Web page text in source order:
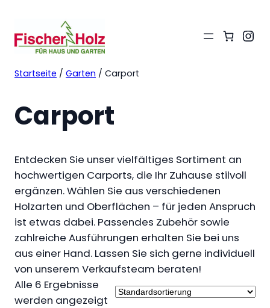
Startseite / Garten / Carport
Carport
Entdecken Sie unser vielfältiges Sortiment an
hochwertigen Carports, die Ihr Zuhause stilvoll
ergänzen. Wählen Sie aus verschiedenen
Holzarten und Oberflächen – für jeden Anspruch
ist etwas dabei. Passendes Zubehör sowie
zahlreiche Ausführungen erhalten Sie bei uns
aus einer Hand. Lassen Sie sich gerne individuell
von unserem Verkaufsteam beraten!
Alle 6 Ergebnisse
werden angezeigt